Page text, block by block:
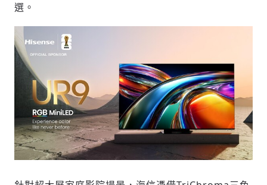
驗證
選。